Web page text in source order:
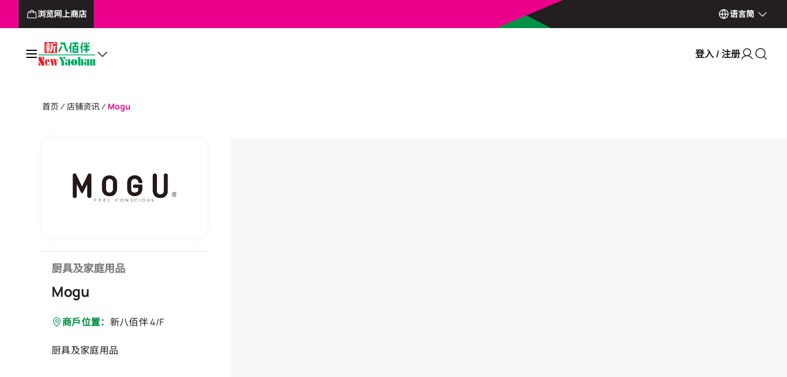
浏览网上商店 语言简
登入 / 注册
首页 店铺资讯 Mogu
厨具及家庭用品
Mogu
商戶位置： 新八佰伴 4/F
厨具及家庭用品